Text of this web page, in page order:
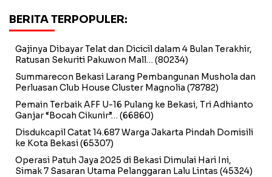
BERITA TERPOPULER:
Gajinya Dibayar Telat dan Dicicil dalam 4 Bulan Terakhir,
Ratusan Sekuriti Pakuwon Mall… (80234)
Summarecon Bekasi Larang Pembangunan Mushola dan
Perluasan Club House Cluster Magnolia (78782)
Pemain Terbaik AFF U-16 Pulang ke Bekasi, Tri Adhianto
Ganjar “Bocah Cikunir”… (66860)
Disdukcapil Catat 14.687 Warga Jakarta Pindah Domisili
ke Kota Bekasi(65307)
Operasi Patuh Jaya 2025 di Bekasi Dimulai Hari Ini,
Simak 7 Sasaran Utama Pelanggaran Lalu Lintas (45324)